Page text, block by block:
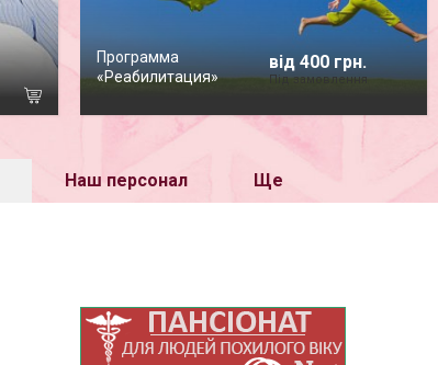
Программа
«Реабилитация»
від 400 грн.
Під замовлення
Наш персонал Ще